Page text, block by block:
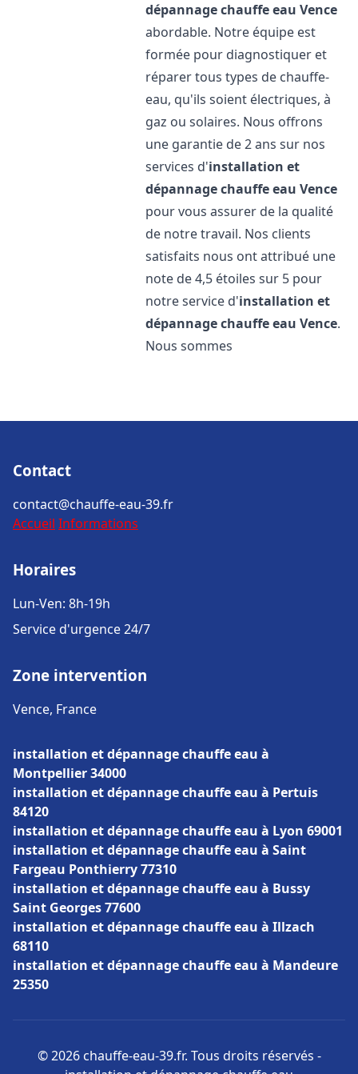
dépannage chauffe eau Vence
abordable. Notre équipe est
formée pour diagnostiquer et
réparer tous types de chauffe-
eau, qu'ils soient électriques, à
gaz ou solaires. Nous offrons
une garantie de 2 ans sur nos
services d'installation et
dépannage chauffe eau Vence
pour vous assurer de la qualité
de notre travail. Nos clients
satisfaits nous ont attribué une
note de 4,5 étoiles sur 5 pour
notre service d'installation et
dépannage chauffe eau Vence.
Nous sommes
Contact
contact@chauffe-eau-39.fr
Accueil Informations
Horaires
Lun-Ven: 8h-19h
Service d'urgence 24/7
Zone intervention
Vence, France
installation et dépannage chauffe eau à
Montpellier 34000
installation et dépannage chauffe eau à Pertuis
84120
installation et dépannage chauffe eau à Lyon 69001
installation et dépannage chauffe eau à Saint
Fargeau Ponthierry 77310
installation et dépannage chauffe eau à Bussy
Saint Georges 77600
installation et dépannage chauffe eau à Illzach
68110
installation et dépannage chauffe eau à Mandeure
25350
© 2026 chauffe-eau-39.fr. Tous droits réservés -